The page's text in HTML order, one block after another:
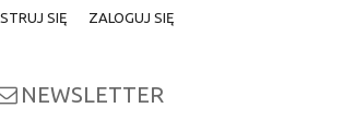
SIĘ ZALOGUJ SIĘ
NEWSLETTER